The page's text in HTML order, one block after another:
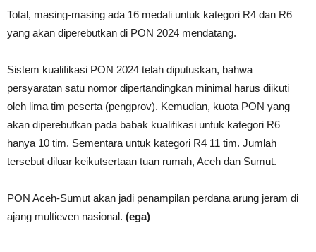
Total, masing-masing ada 16 medali untuk kategori R4 dan R6
yang akan diperebutkan di PON 2024 mendatang.
Sistem kualifikasi PON 2024 telah diputuskan, bahwa
persyaratan satu nomor dipertandingkan minimal harus diikuti
oleh lima tim peserta (pengprov). Kemudian, kuota PON yang
akan diperebutkan pada babak kualifikasi untuk kategori R6
hanya 10 tim. Sementara untuk kategori R4 11 tim. Jumlah
tersebut diluar keikutsertaan tuan rumah, Aceh dan Sumut.
PON Aceh-Sumut akan jadi penampilan perdana arung jeram di
ajang multieven nasional. (ega)